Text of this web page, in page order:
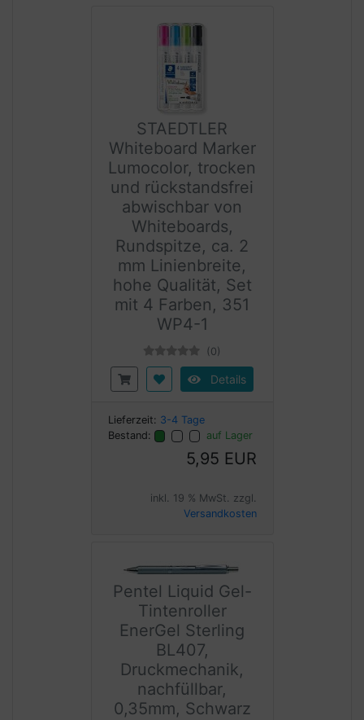
STAEDTLER
Whiteboard Marker
Lumocolor, trocken
und rückstandsfrei
abwischbar von
Whiteboards,
Rundspitze, ca. 2
mm Linienbreite,
hohe Qualität, Set
mit 4 Farben, 351
WP4-1
(0)
Details
Lieferzeit: 3-4 Tage
Bestand:
auf Lager
5,95 EUR
inkl. 19 % MwSt. zzgl.
Versandkosten
Pentel Liquid Gel-
Tintenroller
EnerGel Sterling
BL407,
Druckmechanik,
nachfüllbar,
0,35mm, Schwarz